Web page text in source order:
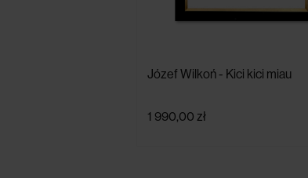
Józef Wilkoń - Kici kici miau
1 990,00 zł